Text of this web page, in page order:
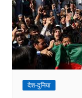
देश-दुनिया